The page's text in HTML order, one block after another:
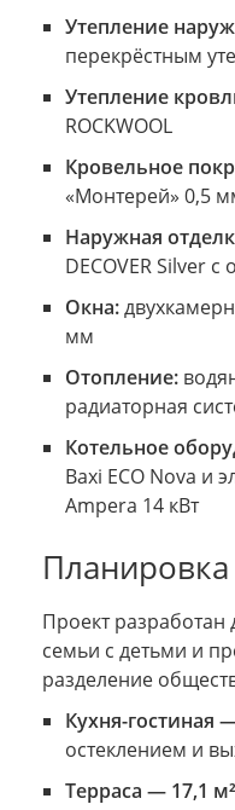
Утепление
перекрёстным
Утепление
ROCKWOOL
Кровельное
«Монтерей» 0,5
Наружная
DECOVER Silver
Окна:
мм
Отопление:
радиаторная
Котельное
Baxi ECO Nova и
Ampera 14 кВт
Проект
семьи с детьми и
разделение
Кухня-гостиная
остеклением и
Терраса — 17,1 м²